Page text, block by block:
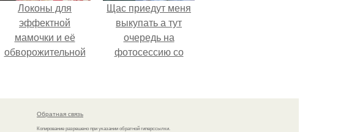
Локоны для
эффектной
мамочки и её
обворожительной
Щас приедут меня
выкупать а тут
очередь на
фотосессию со
Обратная связь
Копирование разрешено при указании обратной гиперссылки.